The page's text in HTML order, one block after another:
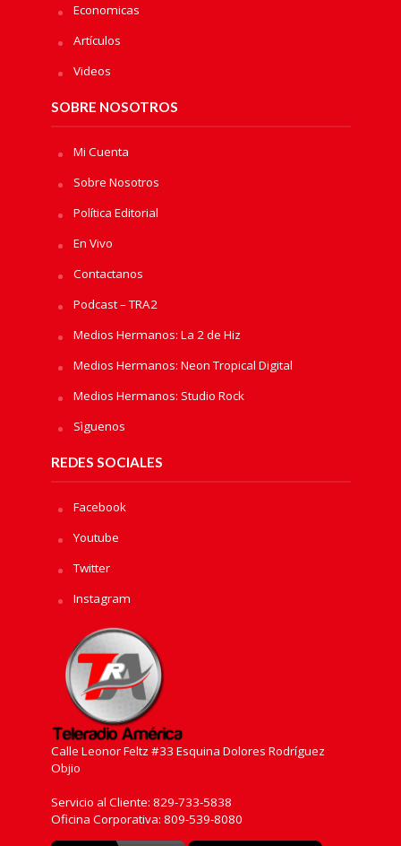
Economicas
Artículos
Videos
SOBRE NOSOTROS
Mi Cuenta
Sobre Nosotros
Política Editorial
En Vivo
Contactanos
Podcast – TRA2
Medios Hermanos: La 2 de Hiz
Medios Hermanos: Neon Tropical Digital
Medios Hermanos: Studio Rock
Sìguenos
REDES SOCIALES
Facebook
Youtube
Twitter
Instagram
Calle Leonor Feltz #33 Esquina Dolores Rodríguez
Objio
Servicio al Cliente: 829-733-5838
Oficina Corporativa: 809-539-8080